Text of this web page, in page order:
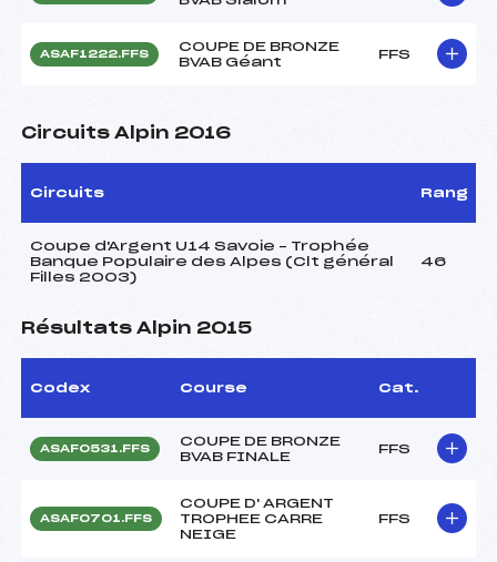
ASAF1222.FFS
COUPE DE BRONZE
BVAB Géant
FFS
Circuits Alpin 2016
Circuits Rang
Coupe d'Argent U14 Savoie – Trophée
Banque Populaire des Alpes (Clt général
Filles 2003)
46
Résultats Alpin 2015
Codex Course Cat.
ASAF0531.FFS
COUPE DE BRONZE
BVAB FINALE
FFS
ASAF0701.FFS
COUPE D' ARGENT
TROPHEE CARRE
NEIGE
FFS